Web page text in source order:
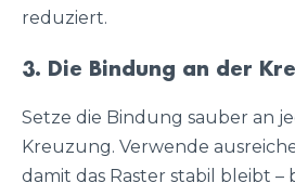
reduziert.
3. Die Bindung an der
Setze die Bindung sauber an
Kreuzung. Verwende
damit das Raster stabil bleibt –